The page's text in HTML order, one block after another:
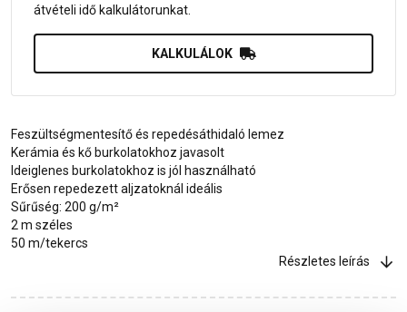
átvételi idő kalkulátorunkat.
KALKULÁLOK
Feszültségmentesítő és repedésáthidaló lemez
Kerámia és kő burkolatokhoz javasolt
Ideiglenes burkolatokhoz is jól használható
Erősen repedezett aljzatoknál ideális
Sűrűség: 200 g/m²
2 m széles
50 m/tekercs
Részletes leírás